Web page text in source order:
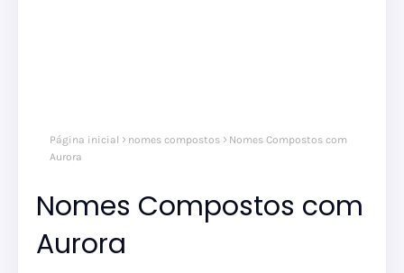
Página inicial nomes compostos
Nomes Compostos com
Aurora
Nomes Compostos com
Aurora